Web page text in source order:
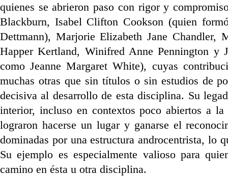
quienes se abrieron paso con rigor y
Blackburn, Isabel Clifton Cookson (quien
Dettmann), Marjorie Elizabeth Jane Chandler,
Happer Kertland, Winifred Anne Pennington y
como Jeanne Margaret White), cuyas
muchas otras que sin títulos o sin estudios de
decisiva al desarrollo de esta disciplina. Su
interior, incluso en contextos poco abiertos a
lograron hacerse un lugar y ganarse el
dominadas por una estructura androcentrista, lo
Su ejemplo es especialmente valioso para
camino en ésta u otra disciplina.